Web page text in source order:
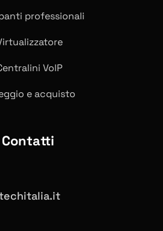
professionali
VolP
e acquisto
Contatti